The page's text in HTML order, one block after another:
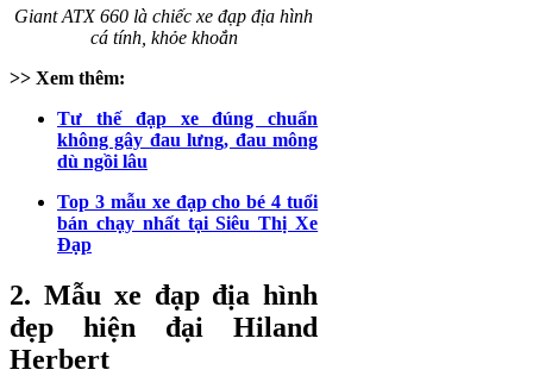
Giant ATX 660 là chiếc xe đạp địa hình
cá tính, khỏe khoắn
>> Xem thêm:
Tư thế đạp xe đúng chuẩn
không gây đau lưng, đau mông
dù ngồi lâu
Top 3 mẫu xe đạp cho bé 4 tuổi
bán chạy nhất tại Siêu Thị Xe
Đạp
2. Mẫu xe đạp địa hình
đẹp hiện đại Hiland
Herbert